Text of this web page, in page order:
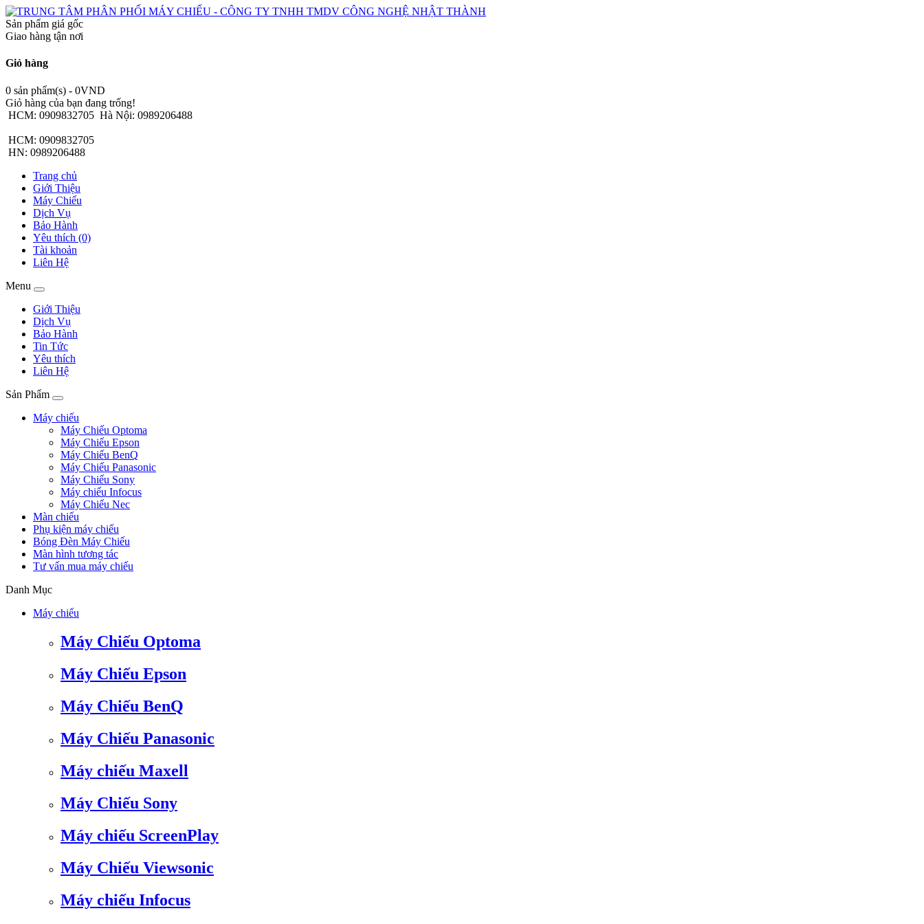
Sản phẩm giá gốc
Giao hàng tận nơi
Giỏ hàng
0 sản phẩm(s) - 0VND
Giỏ hàng của bạn đang trống!
HCM: 0909832705 Hà Nội: 0989206488
HCM: 0909832705
HN: 0989206488
Trang chủ
Giới Thiệu
Máy Chiếu
Dịch Vụ
Bảo Hành
Yêu thích (0)
Tài khoản
Liên Hệ
Menu
Giới Thiệu
Dịch Vụ
Bảo Hành
Tin Tức
Yêu thích
Liên Hệ
Sản Phẩm
Máy chiếu
Máy Chiếu Optoma
Máy Chiếu Epson
Máy Chiếu BenQ
Máy Chiếu Panasonic
Máy Chiếu Sony
Máy chiếu Infocus
Máy Chiếu Nec
Màn chiếu
Phụ kiện máy chiếu
Bóng Đèn Máy Chiếu
Màn hình tương tác
Tư vấn mua máy chiếu
Danh Mục
Máy chiếu
Máy Chiếu Optoma
Máy Chiếu Epson
Máy Chiếu BenQ
Máy Chiếu Panasonic
Máy chiếu Maxell
Máy Chiếu Sony
Máy chiếu ScreenPlay
Máy Chiếu Viewsonic
Máy chiếu Infocus